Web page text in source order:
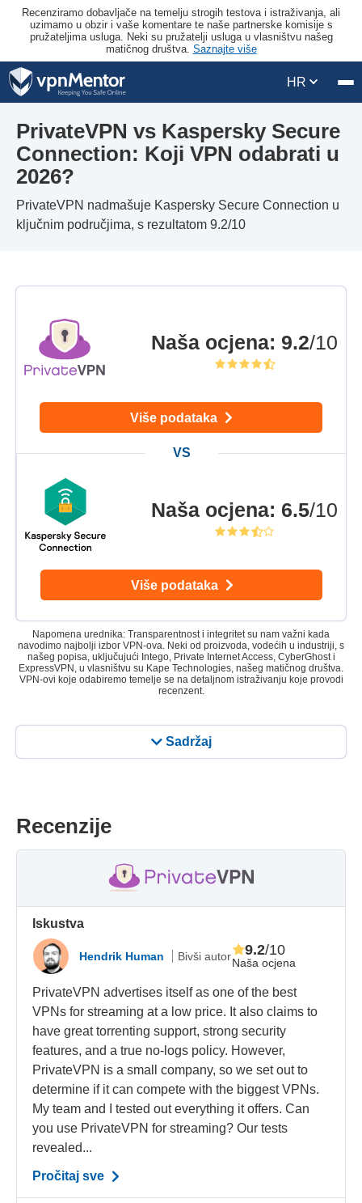
Recenziramo dobavljače na temelju strogih testova i istraživanja, ali
uzimamo u obzir i vaše komentare te naše partnerske komisije s
pružateljima usluga. Neki su pružatelji usluga u vlasništvu našeg
matičnog društva. Saznajte više
HR
PrivateVPN vs Kaspersky Secure
Connection: Koji VPN odabrati u
2026?
PrivateVPN nadmašuje Kaspersky Secure Connection u
ključnim područjima, s rezultatom 9.2/10
Sadržaj
Naša ocjena: 9.2/10
Više podataka
Naša ocjena: 6.5/10
Više podataka
Napomena urednika: Transparentnost i integritet su nam važni kada
navodimo najbolji izbor VPN-ova. Neki od proizvoda, vodećih u industriji, s
našeg popisa, uključujući Intego, Private Internet Access, CyberGhost i
ExpressVPN, u vlasništvu su Kape Technologies, našeg matičnog društva.
VPN-ovi koje odabiremo temelje se na detaljnom istraživanju koje provodi
recenzent.
Recenzije
Iskustva
Hendrik Human Bivši autorNaša ocjena
9.2/10
PrivateVPN advertises itself as one of the best
VPNs for streaming at a low price. It also claims to
have great torrenting support, strong security
features, and a true no-logs policy. However,
PrivateVPN is a small company, so we set out to
determine if it can compete with the biggest VPNs.
My team and I tested out everything it offers. Can
you use PrivateVPN for streaming? Our tests
revealed...
Pročitaj sve